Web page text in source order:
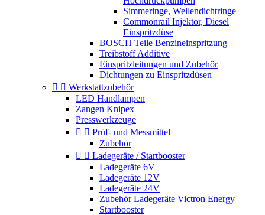
Simmeringe, Wellendichtringe
Commonrail Injektor, Diesel
Einspritzdüse
BOSCH Teile Benzineinspritzung
Treibstoff Additive
Einspritzleitungen und Zubehör
Dichtungen zu Einspritzdüsen
  Werkstattzubehör
LED Handlampen
Zangen Knipex
Presswerkzeuge
  Prüf- und Messmittel
Zubehör
  Ladegeräte / Startbooster
Ladegeräte 6V
Ladegeräte 12V
Ladegeräte 24V
Zubehör Ladegeräte Victron Energy
Startbooster